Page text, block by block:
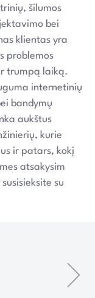
šilumos
bei
klientas yra
problemos
trumpą laiką.
internetinių
bandymų
aukštus
kurie
ir patars, kokį
atsakysim
su